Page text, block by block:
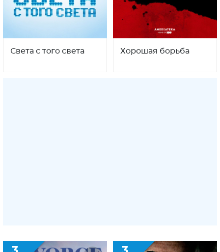
Света с того света Хорошая борьба